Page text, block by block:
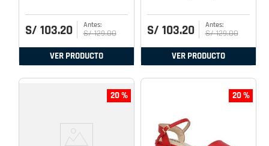
S/ 103.20 S/ 129.00
VER PRODUCTO
S/ 103.20 S/ 129.00
VER PRODUCTO
20 % 20 %